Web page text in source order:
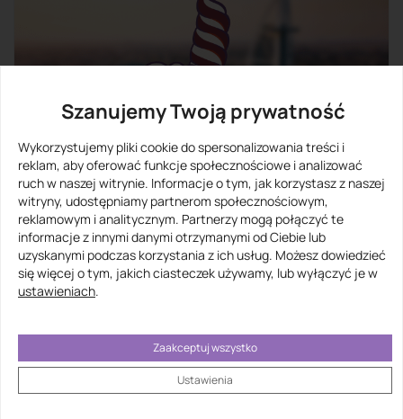
Neon
Szanujemy Twoją prywatność
Wykorzystujemy pliki cookie do spersonalizowania treści i
reklam, aby oferować funkcje społecznościowe i analizować
ruch w naszej witrynie. Informacje o tym, jak korzystasz z naszej
witryny, udostępniamy partnerom społecznościowym,
reklamowym i analitycznym. Partnerzy mogą połączyć te
informacje z innymi danymi otrzymanymi od Ciebie lub
uzyskanymi podczas korzystania z ich usług. Możesz dowiedzieć
się więcej o tym, jakich ciasteczek używamy, lub wyłączyć je w
ustawieniach.
Zaakceptuj wszystko
Ustawienia